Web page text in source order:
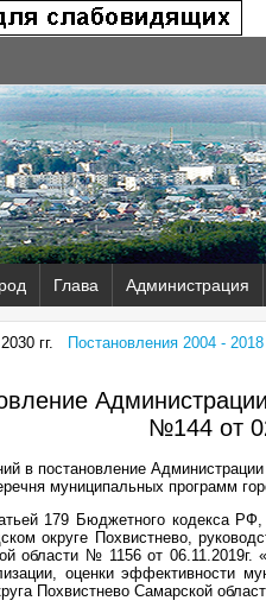
Глава Администрация
гг. Постановления 2004 - 2018
№144 от
в постановление
муниципальных программ
179 Бюджетного кодекса
округе Похвистнево,
области № 1156 от
оценки эффективности
Похвистнево Самарской